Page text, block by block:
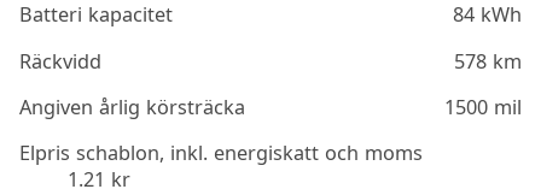
Batteri kapacitet
84 kWh
Räckvidd
578 km
Angiven årlig körsträcka
1500 mil
Elpris schablon, inkl. energiskatt och moms
1.21 kr